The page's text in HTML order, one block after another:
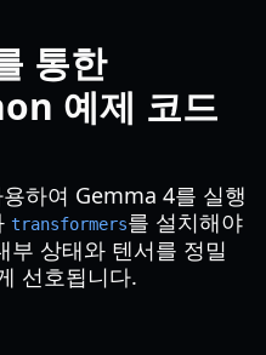
통한
예제 코드
하여 Gemma 4를 실행
transformers를 설치해야
부 상태와 텐서를 정밀
선호됩니다.